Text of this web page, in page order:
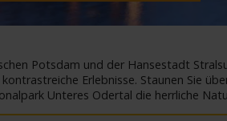
Potsdam und der Hansestadt
Erlebnisse. Staunen Sie
Unteres Odertal die herrliche